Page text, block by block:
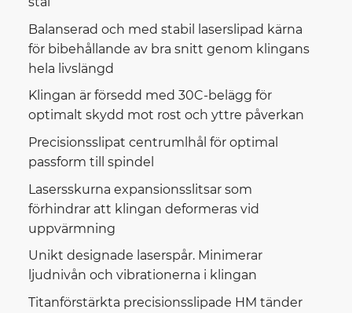
Balanserad och med stabil laserslipad kärna
för bibehållande av bra snitt genom klingans
hela livslängd
Klingan är försedd med 30C-belägg för
optimalt skydd mot rost och yttre påverkan
Precisionsslipat centrumlhål för optimal
passform till spindel
Lasersskurna expansionsslitsar som
förhindrar att klingan deformeras vid
uppvärmning
Unikt designade laserspår. Minimerar
ljudnivån och vibrationerna i klingan
Titanförstärkta precisionsslipade HM tänder